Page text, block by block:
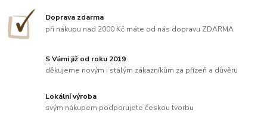
Doprava zdarma
při nákupu nad 2000 Kč máte od nás dopravu ZDARMA
S Vámi již od roku 2019
děkujeme novým i stálým zákazníkům za přízeň a důvěru
Lokální výroba
svým nákupem podporujete českou tvorbu